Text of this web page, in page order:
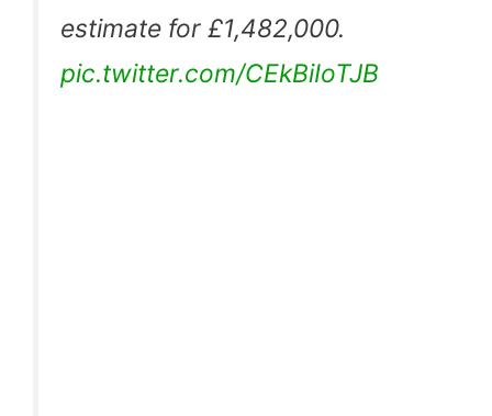
estimate for £1,482,000.
pic.twitter.com/CEkBiIoTJB